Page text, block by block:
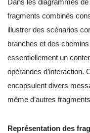
fragments combinés
illustrer des scénarios
branches et des
essentiellement un
opérandes d’interaction.
encapsulent divers
même d’autres
Représentation des